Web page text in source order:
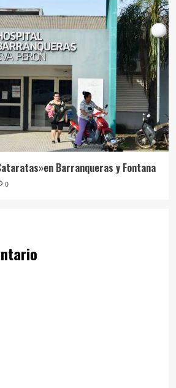
Barranqueras y Fontana
0